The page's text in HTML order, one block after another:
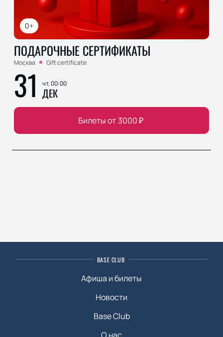
0+
ПОДАРОЧНЫЕ СЕРТИФИКАТЫ
Москва Gift certificate
31 чт, 00:00
ДЕК
Билеты от 3000₽
BASE CLUB
Афиша и билеты
Новости
Base Club